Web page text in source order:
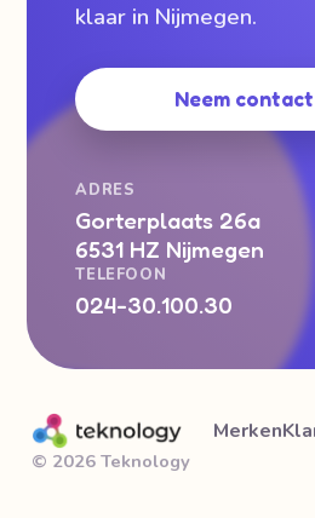
klaar in Nijmegen.
Neem
ADRES
Gorterplaats 26a
6531 HZ Nijmegen
TELEFOON
024-30.100.30
Merken
© 2026 Teknology